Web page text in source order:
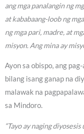
ang mga panalangin ng
at kababaang-loob ng
ng mga pari, madre, at
misyon. Ang mina ay
Ayon sa obispo, ang
bilang isang ganap na
malawak na
sa Mindoro.
“Tayo ay naging